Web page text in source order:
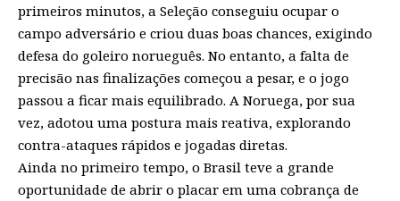
primeiros minutos, a Seleção conseguiu ocupar o
campo adversário e criou duas boas chances, exigindo
defesa do goleiro norueguês. No entanto, a falta de
precisão nas finalizações começou a pesar, e o jogo
passou a ficar mais equilibrado. A Noruega, por sua
vez, adotou uma postura mais reativa, explorando
contra-ataques rápidos e jogadas diretas.
Ainda no primeiro tempo, o Brasil teve a grande
oportunidade de abrir o placar em uma cobrança de